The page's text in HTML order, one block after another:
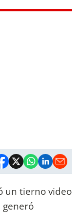
un tierno video
generó